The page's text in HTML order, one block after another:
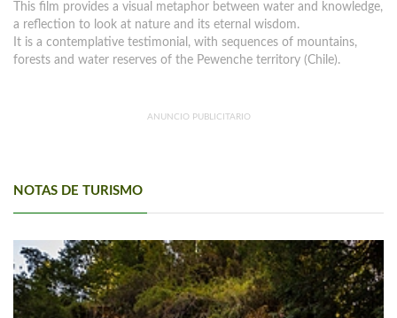
This film provides a visual metaphor between water and knowledge,
a reflection to look at nature and its eternal wisdom.
It is a contemplative testimonial, with sequences of mountains,
forests and water reserves of the Pewenche territory (Chile).
ANUNCIO PUBLICITARIO
NOTAS DE TURISMO